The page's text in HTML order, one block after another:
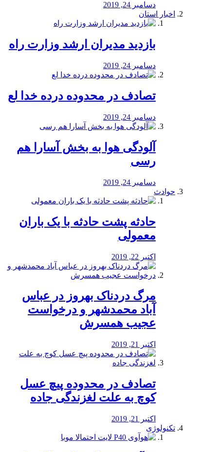
دسامبر 24, 2019
اخبار استان
بازدید مدیران ارشد وزارت راه
دسامبر 24, 2019
تصادف در محدوده درده خدا لع
دسامبر 24, 2019
آلودگی هوا به بخش آسارا هم
رسی
دسامبر 24, 2019
حوادث
️حادثه پشت حادثه با یک باران
معمولی
اکتبر 22, 2019
مرگ دردناک بهروز در عباس
آباد محمدشهر و درخواست
عجیب همسرش
اکتبر 21, 2019
تصادف در محدوده پیچ عسل
کوچ به علت لغزندگی جاده
اکتبر 21, 2019
تکنولوژی